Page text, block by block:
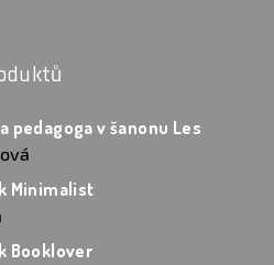
pedagoga v šanonu Les
5 z 5 hvězdiček.
Minimalist
5 z 5 hvězdiček.
Booklover